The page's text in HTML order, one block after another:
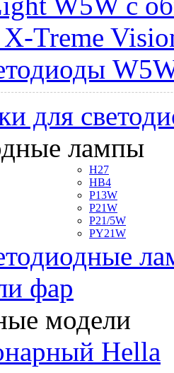
Treme
для
лампы
H27
HB4
P13W
P21W
P21/5W
PY21W
фар
модели
Hella